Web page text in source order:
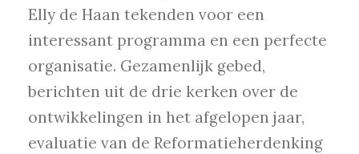
Elly de Haan tekenden voor een
interessant programma en een perfecte
organisatie. Gezamenlijk gebed,
berichten uit de drie kerken over de
ontwikkelingen in het afgelopen jaar,
evaluatie van de Reformatieherdenking